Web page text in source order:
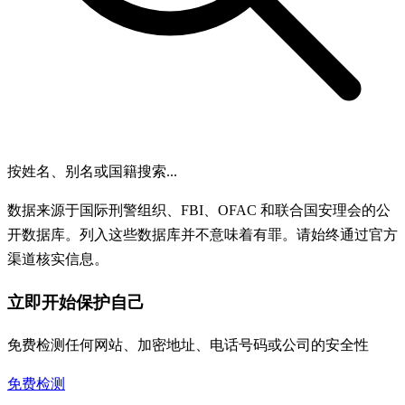
按姓名、别名或国籍搜索...
数据来源于国际刑警组织、FBI、OFAC 和联合国安理会的公
开数据库。列入这些数据库并不意味着有罪。请始终通过官方
渠道核实信息。
立即开始保护自己
免费检测任何网站、加密地址、电话号码或公司的安全性
免费检测